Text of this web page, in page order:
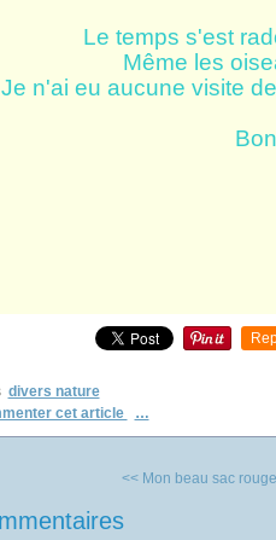
Le temps s'est
Même les
Je n'ai eu aucune visite
divers nature
cet article
…
<< Mon beau sac